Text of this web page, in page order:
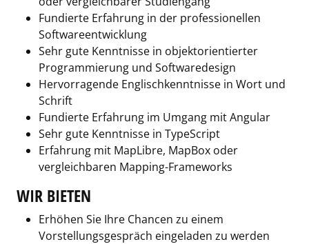
Fundierte Erfahrung in der professionellen
Softwareentwicklung
Sehr gute Kenntnisse in objektorientierter
Programmierung und Softwaredesign
Hervorragende Englischkenntnisse in Wort und
Schrift
Fundierte Erfahrung im Umgang mit Angular
Sehr gute Kenntnisse in TypeScript
Erfahrung mit MapLibre, MapBox oder
vergleichbaren Mapping-Frameworks
WIR BIETEN
Erhöhen Sie Ihre Chancen zu einem
Vorstellungsgespräch eingeladen zu werden